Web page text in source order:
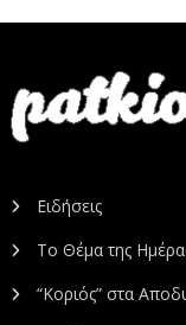
Ειδήσεις
Το Θέμα της
“Κοριός” στα